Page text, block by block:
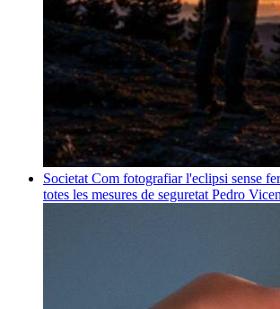
Societat Com fotografiar l'eclipsi sense
totes les mesures de seguretat Pedro